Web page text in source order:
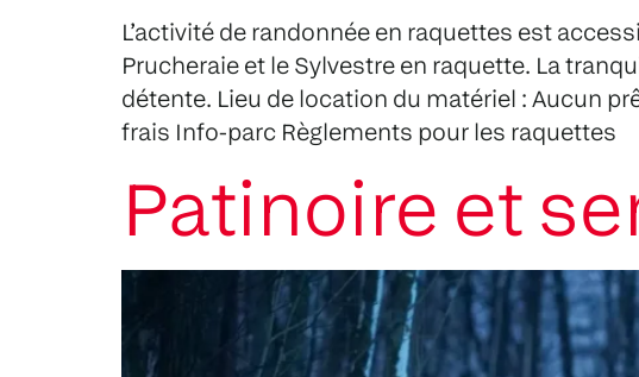
L’activité de randonnée en raquettes est
Prucheraie et le Sylvestre en raquette. La
détente. Lieu de location du matériel : Aucun
frais Info-parc Règlements pour les raquettes
Patinoire et